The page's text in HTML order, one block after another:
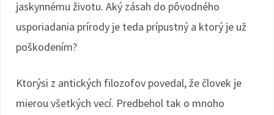
jaskynnému životu. Aký zásah do pôvodného
usporiadania prírody je teda prípustný a ktorý je už
poškodením?
Ktorýsi z antických filozofov povedal, že človek je
mierou všetkých vecí. Predbehol tak o mnoho